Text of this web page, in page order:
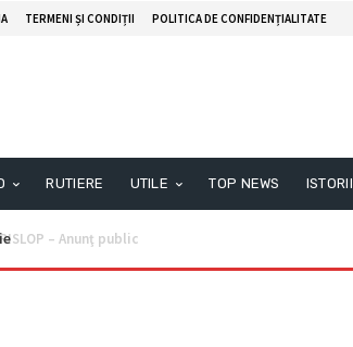
TERMENI ȘI CONDIȚII POLITICA DE CONFIDENȚIALITATE
RUTIERE UTILE TOP NEWS ISTORII